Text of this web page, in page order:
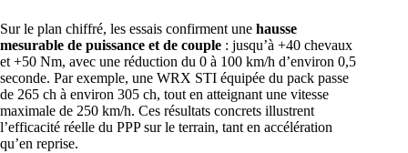
Sur le plan chiffré, les essais confirment une hausse
mesurable de puissance et de couple : jusqu’à +40 chevaux
et +50 Nm, avec une réduction du 0 à 100 km/h d’environ 0,5
seconde. Par exemple, une WRX STI équipée du pack passe
de 265 ch à environ 305 ch, tout en atteignant une vitesse
maximale de 250 km/h. Ces résultats concrets illustrent
l’efficacité réelle du PPP sur le terrain, tant en accélération
qu’en reprise.